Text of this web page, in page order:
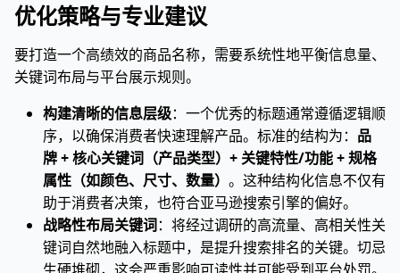
优化策略与专业建议
要打造一个高绩效的商品名称，需要系统性地平衡信息量、
关键词布局与平台展示规则。
构建清晰的信息层级：一个优秀的标题通常遵循逻辑顺
序，以确保消费者快速理解产品。标准的结构为： 品
牌 + 核心关键词（产品类型）+ 关键特性/功能 + 规格
属性（如颜色、尺寸、数量） 。这种结构化信息不仅有
助于消费者决策，也符合亚马逊搜索引擎的偏好。
战略性布局关键词：将经过调研的高流量、高相关性关
键词自然地融入标题中，是提升搜索排名的关键。切忌